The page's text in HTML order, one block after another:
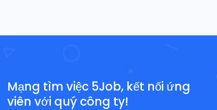
Mạng tìm việc 5Job, kết nối ứng
viên với quý công ty!